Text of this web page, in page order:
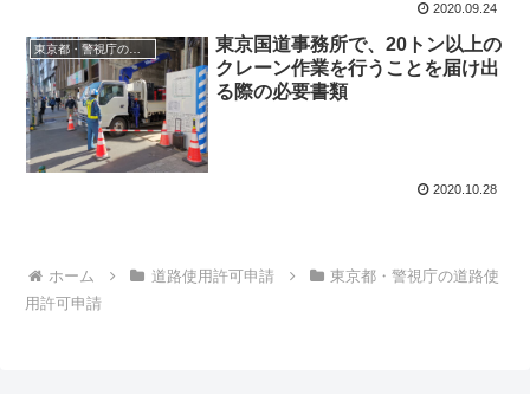
2020.09.24
東京都・警視庁の道路使用許可申請
東京国道事務所で、20トン以上の
クレーン作業を行うことを届け出
る際の必要書類
2020.10.28
ホーム 道路使用許可申請
東京都・警視庁の道路使
用許可申請